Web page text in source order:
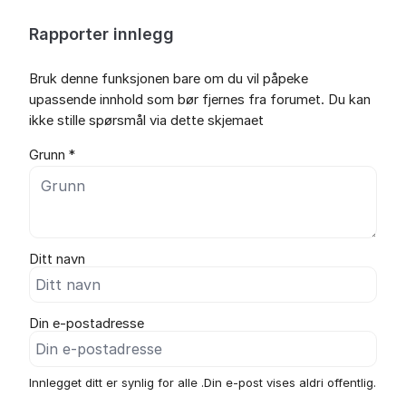
Rapporter innlegg
Bruk denne funksjonen bare om du vil påpeke
upassende innhold som bør fjernes fra forumet. Du kan
ikke stille spørsmål via dette skjemaet
Grunn *
Ditt navn
Din e-postadresse
Innlegget ditt er synlig for alle .Din e-post vises aldri offentlig.